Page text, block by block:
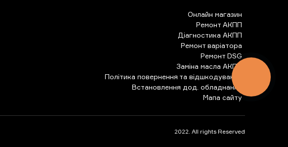
Онлайн магазин
Ремонт АКПП
Діагностика АКПП
Ремонт варіатора
Ремонт DSG
Заміна масла АКПП
Політика повернення та відшкодування
Встановлення дод. обладнання
Мапа сайту
2022. All rights Reserved